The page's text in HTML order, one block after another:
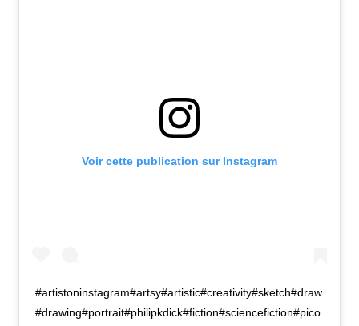
Voir cette publication sur Instagram
#artistoninstagram#artsy#artistic#creativity#sketch#draw
#drawing#portrait#philipkdick#fiction#sciencefiction#pico